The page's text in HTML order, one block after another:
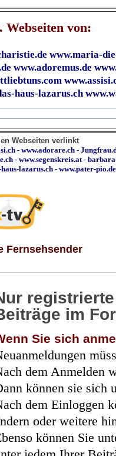
Webseiten von:
www.maria-
www.adoremus.de
haus-lazarus.ch
Webseiten verlinkt
- www.adorare.ch -
- www.segenskreis.at -
haus-lazarus.ch - www.pater-pio.de
Fernsehsender
im
Sie sich
dem Anmelden
können sie sich
dem Einloggen
oder weitere
können Sie